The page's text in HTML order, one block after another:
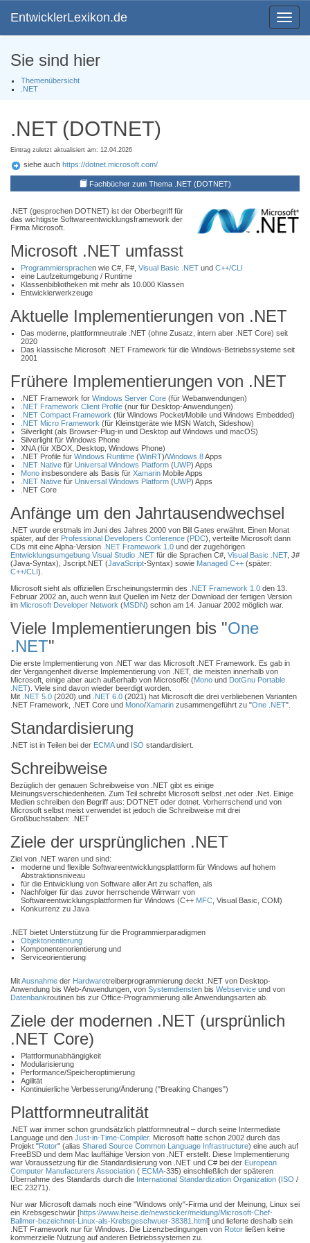
Toggle
EntwicklerLexikon.de
Sie sind hier
Themenübersicht
.NET
.NET (DOTNET)
Eintrag zuletzt aktualisiert am: 12.04.2026
siehe auch https://dotnet.microsoft.com/
Fachbücher zum Thema .NET (DOTNET)
.NET (gesprochen DOTNET) ist der Oberbegriff für
das wichtigste Softwareentwicklungsframework der
Firma Microsoft.
Microsoft .NET umfasst
Programmiersprachen wie C#, F#, Visual Basic .NET und C++/CLI
eine Laufzeitumgebung / Runtime
Klassenbibliotheken mit mehr als 10.000 Klassen
Entwicklerwerkzeuge
Aktuelle Implementierungen von .NET
Das moderne, plattformneutrale .NET (ohne Zusatz, intern aber .NET Core) seit
2020
Das klassische Microsoft .NET Framework für die Windows-Betriebssysteme seit
2001
Frühere Implementierungen von .NET
.NET Framework for Windows Server Core (für Webanwendungen)
.NET Framework Client Profile (nur für Desktop-Anwendungen)
.NET Compact Framework (für Windows Pocket/Mobile und Windows Embedded)
.NET Micro Framework (für Kleinstgeräte wie MSN Watch, Sideshow)
Silverlight (als Browser-Plug-in und Desktop auf Windows und macOS)
Silverlight für Windows Phone
XNA (für XBOX, Desktop, Windows Phone)
.NET Profile für Windows Runtime (WinRT)/Windows 8Apps
.NET Native für Universal Windows Platform (UWP) Apps
Mono insbesondere als Basis für Xamarin Mobile Apps
.NET Native für Universal Windows Platform (UWP) Apps
.NET Core
Anfänge um den Jahrtausendwechsel
.NET wurde erstmals im Juni des Jahres 2000 von Bill Gates erwähnt. Einen Monat
später, auf der Professional Developers Conference (PDC), verteilte Microsoft dann
CDs mit eine Alpha-Version .NET Framework 1.0 und der zugehörigen
Entwicklungsumgebung Visual Studio .NET für die Sprachen C#, Visual Basic .NET, J#
(Java-Syntax), Jscript.NET (JavaScript-Syntax) sowie Managed C++ (später:
C++/CLI).
Microsoft sieht als offiziellen Erscheinungstermin des
.NET Framework 1.0 den 13.
Februar 2002 an, auch wenn laut Quellen im Netz der Download der fertigen Version
im Microsoft Developer Network (MSDN) schon am 14. Januar 2002 möglich war.
Viele Implementierungen bis "One
.NET"
Die erste Implementierung von .NET war das Microsoft .NET Framework. Es gab in
der Vergangenheit diverse Implementierung von .NET, die meisten innerhalb von
Microsoft, einige aber auch außerhalb von Microsof6t (Mono und DotGnu Portable
.NET). Viele sind davon wieder beerdigt worden.
Mit .NET 5.0 (2020) und .NET 6.0 (2021) hat Microsoft die drei verbliebenen Varianten
.NET Framework, .NET Core und Mono/Xamarin zusammengeführt zu "One .NET".
Standardisierung
.NET ist in Teilen bei der ECMAund ISO standardisiert.
Schreibweise
Bezüglich der genauen Schreibweise von .NET gibt es einige
Meinungsverschiedenheiten. Zum Teil schreibt Microsoft selbst .net oder .Net. Einige
Medien schreiben den Begriff aus: DOTNET oder dotnet. Vorherrschend und von
Microsoft selbst meist verwendet ist jedoch die Schreibweise mit drei
Großbuchstaben: .NET
Ziele der ursprünglichen .NET
Ziel von .NET waren und sind:
moderne und flexible Softwareentwicklungsplattform für Windows auf hohem
Abstraktionsniveau
für die Entwicklung von Software aller Art zu schaffen, als
Nachfolger für das zuvor herrschende Wirrwarr von
Softwareentwicklungsplattformen für Windows (C++ MFC , Visual Basic, COM)
Konkurrenz zu Java
.NET bietet Unterstützung für die Programmierparadigmen
Objektorientierung
Komponentenorientierung und
Serviceorientierung
MitAusnahme der Hardwaretreiberprogrammierung deckt .NET von Desktop-
Anwendung bis Web-Anwendungen, von Systemdiensten bis Webservice und von
Datenbankroutinen bis zur Office-Programmierung alle Anwendungsarten ab.
Ziele der modernen .NET (ursprünlich
.NET Core)
Plattformunabhängigkeit
Modularisierung
Performance/Speicheroptimierung
Agilität
Kontinuierliche Verbesserung/Änderung ("Breaking Changes")
Plattformneutralität
.NET war immer schon grundsätzlich plattformneutral – durch seine Intermediate
Language und den Just-in-Time-Compiler. Microsoft hatte schon 2002 durch das
Projekt "Rotor" (alias Shared Source Common Language Infrastructure) eine auch auf
FreeBSD und dem Mac lauffähige Version von .NET erstellt. Diese Implementierung
war Voraussetzung für die Standardisierung von .NET und C# bei der European
Computer Manufacturers Association ( ECMA-335) einschließlich der späteren
Übernahme des Standards durch die International Standardization Organization (ISO /
IEC 23271).
Nur war Microsoft damals noch eine "Windows only"-Firma und der Meinung, Linux sei
ein Krebsgeschwür [https://www.heise.de/newsticker/meldung/Microsoft-Chef-
Ballmer-bezeichnet-Linux-als-Krebsgeschwuer-38381.html] und lieferte deshalb sein
.NET Framework nur für Windows. Die Lizenzbedingungen von Rotor ließen keine
kommerzielle Nutzung auf anderen Betriebssystemen zu.